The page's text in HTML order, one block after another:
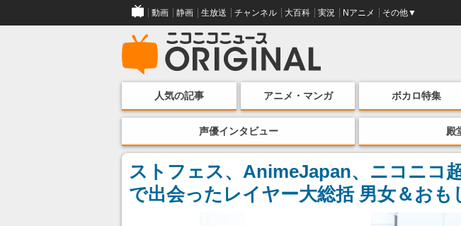
動画 静画 生放送 チャンネル 大百科 実況 Nアニメ その他▼
人気の記事 アニメ・マンガ ボカロ特集
声優インタビュー 殿
ストフェス、AnimeJapan、ニコニコ
で出会ったレイヤー大総括 男女＆おも